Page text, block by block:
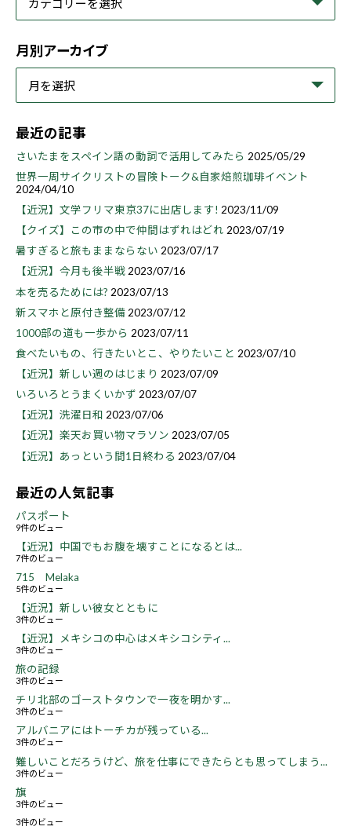
月別アーカイブ
最近の記事
さいたまをスペイン語の動詞で活用してみたら 2025/05/29
世界一周サイクリストの冒険トーク&自家焙煎珈琲イベント
2024/04/10
【近況】文学フリマ東京37に出店します! 2023/11/09
【クイズ】この市の中で仲間はずれはどれ 2023/07/19
暑すぎると旅もままならない 2023/07/17
【近況】今月も後半戦2023/07/16
本を売るためには? 2023/07/13
新スマホと原付き整備 2023/07/12
1000部の道も一歩から 2023/07/11
食べたいもの、行きたいとこ、やりたいこと 2023/07/10
【近況】新しい週のはじまり 2023/07/09
いろいろとうまくいかず 2023/07/07
【近況】洗濯日和 2023/07/06
【近況】楽天お買い物マラソン 2023/07/05
【近況】あっという間1日終わる 2023/07/04
最近の人気記事
パスポート
9件のビュー
【近況】中国でもお腹を壊すことになるとは...
7件のビュー
715 Melaka
5件のビュー
【近況】新しい彼女とともに
3件のビュー
【近況】メキシコの中心はメキシコシティ...
3件のビュー
旅の記録
3件のビュー
チリ北部のゴーストタウンで一夜を明かす...
3件のビュー
アルバニアにはトーチカが残っている...
3件のビュー
難しいことだろうけど、旅を仕事にできたらとも思ってしまう...
3件のビュー
旗
3件のビュー
3件のビュー